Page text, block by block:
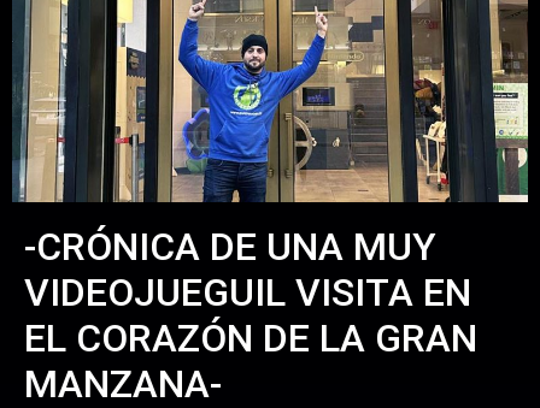
-CRÓNICA DE UNA MUY
VIDEOJUEGUIL VISITA EN
EL CORAZÓN DE LA GRAN
MANZANA-